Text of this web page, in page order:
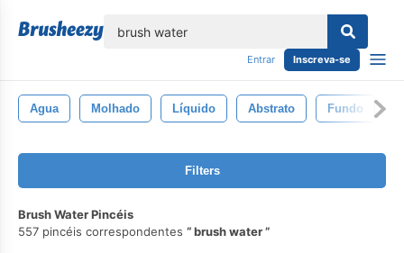
Entrar Inscreva-se
Agua Molhado Líquido Abstrato Fundo
Filters
Brush Water Pincéis
557 pincéis correspondentes
brush water